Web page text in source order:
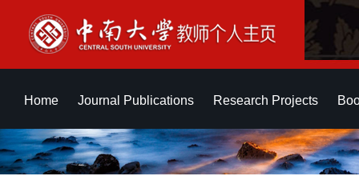
Home Journal Publications Research Projects